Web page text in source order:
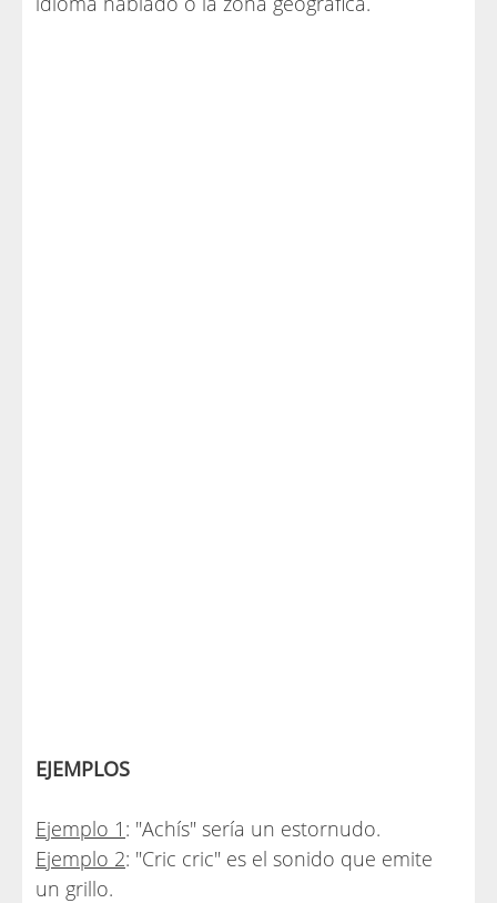
EJEMPLOS
Ejemplo 1 : "Achís" sería un estornudo.
Ejemplo 2: "Cric cric" es el sonido que emite
un grillo.